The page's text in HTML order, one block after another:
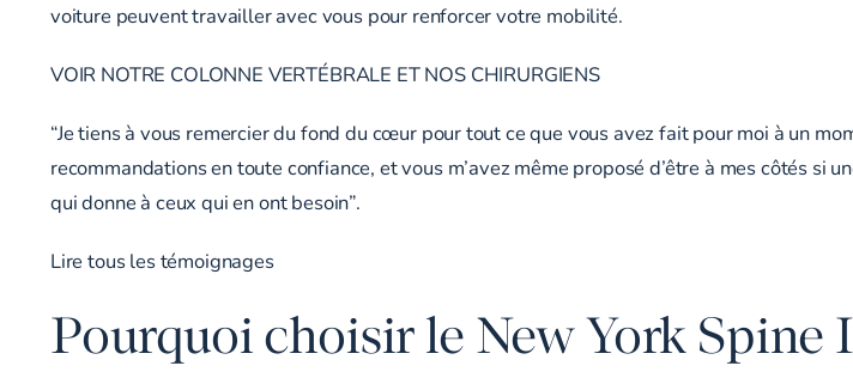
voiture peuvent travailler avec vous pour renforcer votre mobilité.
VOIR NOTRE COLONNE VERTÉBRALE ET NOS CHIRURGIENS
“Je tiens à vous remercier du fond du cœur pour tout ce que vous avez fait pour moi à un
recommandations en toute confiance, et vous m’avez même proposé d’être à mes côtés si
qui donne à ceux qui en ont besoin”.
Lire tous les témoignages
Pourquoi choisir le New York Spine